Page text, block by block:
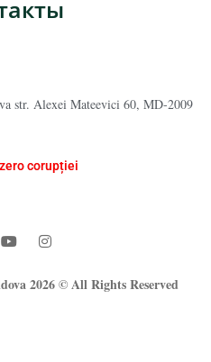
str. Alexei Mateevici 60, MD-2009
corupției
2026 © All Rights Reserved